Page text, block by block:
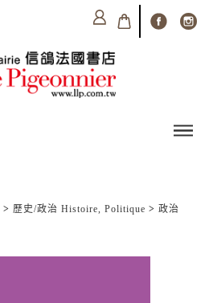
> 歷史/政治 Histoire, Politique > 政治